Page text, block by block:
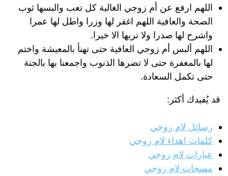
اللهم ارفع عن أم زوجي الغالية كل تعب والبسها ثوب
الصحة والعافية اللهم اغفر لها وزرا واطل لها عمرا
واشرح لها صدرا ولا تريها الا خيرا.
اللهم ألبس أم زوجي العافية حتى تهنأ بالمعيشة واختم
لها بالمغفرة حتى لا تضرها الذنوب واجمعنا بها بالجنة
حتى تكمل السعادة.
قد يُفيدك أكثر:
رسائل لام زوجي
كلمات اهداء لام زوجي
عبارات لام زوجي
مسجات لام زوجي